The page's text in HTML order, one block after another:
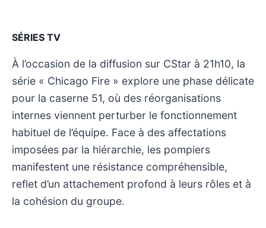
SÉRIES TV
À l’occasion de la diffusion sur CStar à 21h10, la
série « Chicago Fire » explore une phase délicate
pour la caserne 51, où des réorganisations
internes viennent perturber le fonctionnement
habituel de l’équipe. Face à des affectations
imposées par la hiérarchie, les pompiers
manifestent une résistance compréhensible,
reflet d’un attachement profond à leurs rôles et à
la cohésion du groupe.